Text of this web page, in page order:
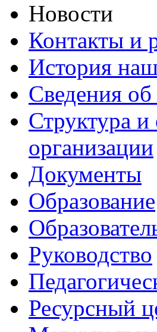
Новости
Контакты и
История
Сведения об
Структура и
организации
Документы
Образование
Руководство
Ресурсный